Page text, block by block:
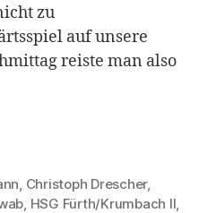
zu
auf unsere
reiste man also
Selbstvertrauen
der HSG
, Christoph Drescher,
, HSG Fürth/Krumbach II,